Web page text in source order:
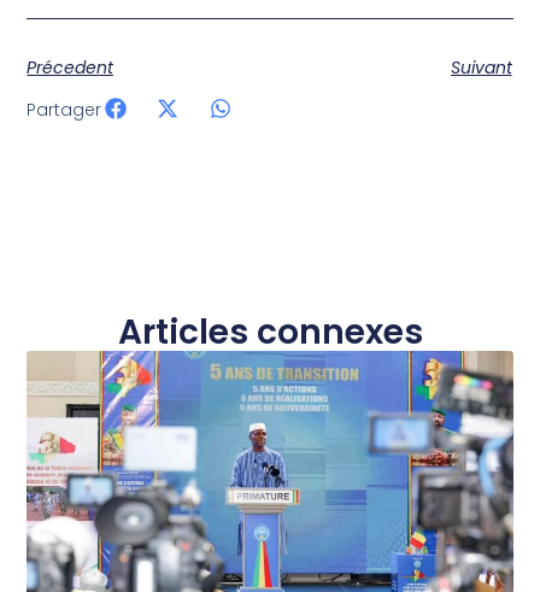
Précedent
Suivant
Partager
Articles connexes